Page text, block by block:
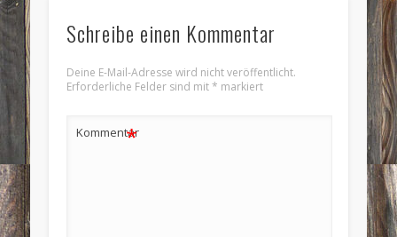
Schreibe einen Kommentar
Deine E-Mail-Adresse wird nicht veröffentlicht.
Erforderliche Felder sind mit* markiert
Kommentar
*